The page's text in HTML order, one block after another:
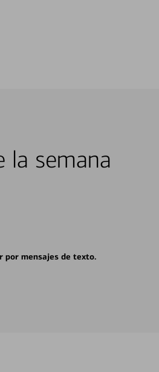
la semana
por mensajes de texto.